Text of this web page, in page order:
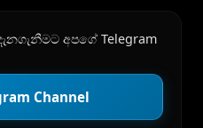
අපගේ Telegram
Channel